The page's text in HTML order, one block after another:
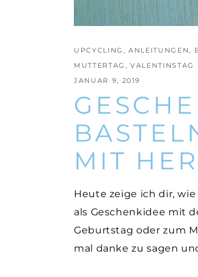
UPCYCLING ,ANLEITUNGEN,
MUTTERTAG ,VALENTINSTAG
JANUAR 9, 2019
MIT
Heute zeige ich dir,
als Geschenkidee mit
Geburtstag oder zum
mal danke zu sagen